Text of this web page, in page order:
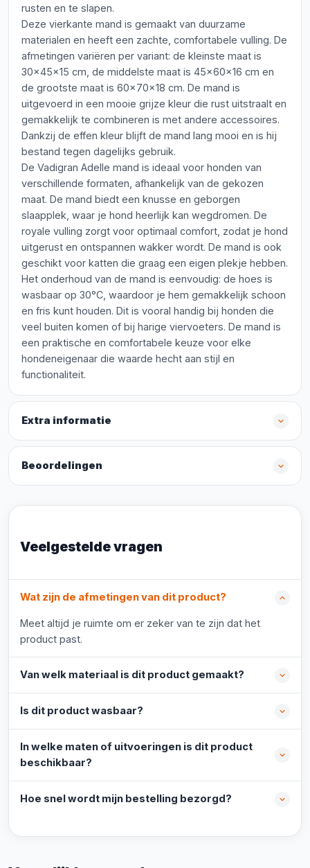
rusten en te slapen.
Deze vierkante mand is gemaakt van duurzame
materialen en heeft een zachte, comfortabele vulling. De
afmetingen variëren per variant: de kleinste maat is
30x45x15 cm, de middelste maat is 45x60x16 cm en
de grootste maat is 60x70x18 cm. De mand is
uitgevoerd in een mooie grijze kleur die rust uitstraalt en
gemakkelijk te combineren is met andere accessoires.
Dankzij de effen kleur blijft de mand lang mooi en is hij
bestand tegen dagelijks gebruik.
De Vadigran Adelle mand is ideaal voor honden van
verschillende formaten, afhankelijk van de gekozen
maat. De mand biedt een knusse en geborgen
slaapplek, waar je hond heerlijk kan wegdromen. De
royale vulling zorgt voor optimaal comfort, zodat je hond
uitgerust en ontspannen wakker wordt. De mand is ook
geschikt voor katten die graag een eigen plekje hebben.
Het onderhoud van de mand is eenvoudig: de hoes is
wasbaar op 30°C, waardoor je hem gemakkelijk schoon
en fris kunt houden. Dit is vooral handig bij honden die
veel buiten komen of bij harige viervoeters. De mand is
een praktische en comfortabele keuze voor elke
hondeneigenaar die waarde hecht aan stijl en
functionaliteit.
Extra informatie
Beoordelingen
Veelgestelde vragen
Wat zijn de afmetingen van dit product?
Meet altijd je ruimte om er zeker van te zijn dat het
product past.
Van welk materiaal is dit product gemaakt?
Is dit product wasbaar?
In welke maten of uitvoeringen is dit product
beschikbaar?
Hoe snel wordt mijn bestelling bezorgd?